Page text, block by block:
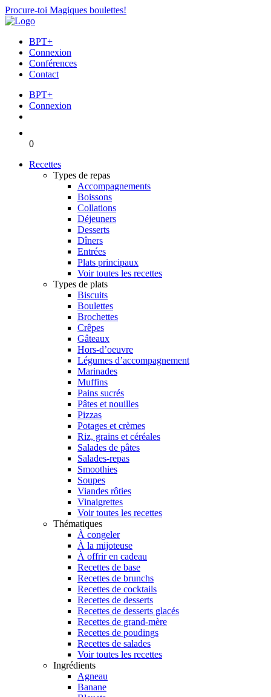
Procure-toi Magiques boulettes!
BPT+
Connexion
Conférences
Contact
BPT+
Connexion
0
Recettes
Types de repas
Accompagnements
Boissons
Collations
Déjeuners
Desserts
Dîners
Entrées
Plats principaux
Voir toutes les recettes
Types de plats
Biscuits
Boulettes
Brochettes
Crêpes
Gâteaux
Hors-d’oeuvre
Légumes d’accompagnement
Marinades
Muffins
Pains sucrés
Pâtes et nouilles
Pizzas
Potages et crèmes
Riz, grains et céréales
Salades de pâtes
Salades-repas
Smoothies
Soupes
Viandes rôties
Vinaigrettes
Voir toutes les recettes
Thématiques
À congeler
À la mijoteuse
À offrir en cadeau
Recettes de base
Recettes de brunchs
Recettes de cocktails
Recettes de desserts
Recettes de desserts glacés
Recettes de grand-mère
Recettes de poudings
Recettes de salades
Voir toutes les recettes
Ingrédients
Agneau
Banane